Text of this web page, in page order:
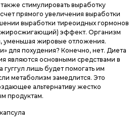
стимулировать выработку
прямого увеличения выработки
выработки тиреоидных гормонов
эффект. Организм
уменьшая жировые отложения.
для похудения? Конечно, нет. Диета
являются основными средствами в
лишь будет помогать им
метаболизм замедлится. Это
альтернативу жестко
продуктам.